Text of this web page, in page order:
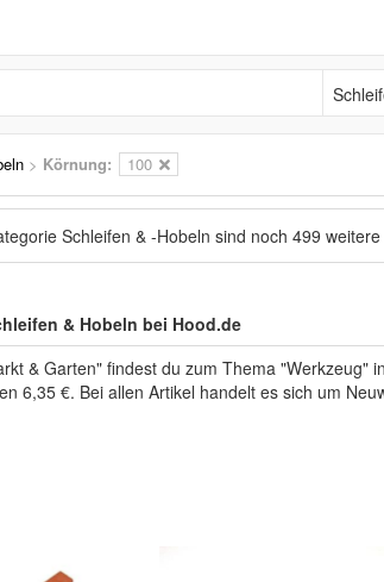
> Körnung: 100
Schleifen & -Hobeln sind noch 499 weitere
& Hobeln bei Hood.de
& Garten" findest du zum Thema
6,35 €. Bei allen Artikel handelt es sich um